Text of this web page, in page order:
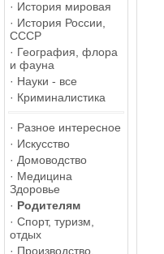
· История мировая
· История России,
СССР
· География, флора
и фауна
· Науки - все
· Криминалистика
· Разное интересное
· Искусство
· Домоводство
· Медицина
Здоровье
· Родителям
· Спорт, туризм,
отдых
· Производство,